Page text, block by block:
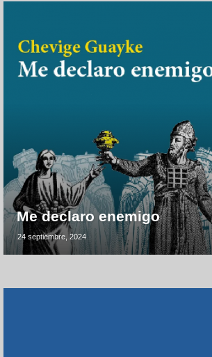
Me declaro enemigo
24 septiembre, 2024